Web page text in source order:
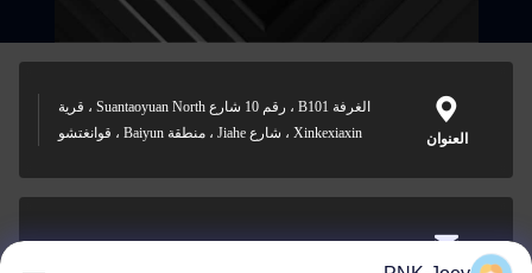
العنوان
الغرفة B101 ، رقم 10 شارع Suantaoyuan North ، قرية
Xinkexiaxin ، شارع Jiahe ، منطقة Baiyun ، قوانغتشو
xianzhihao@gzxingchao.info